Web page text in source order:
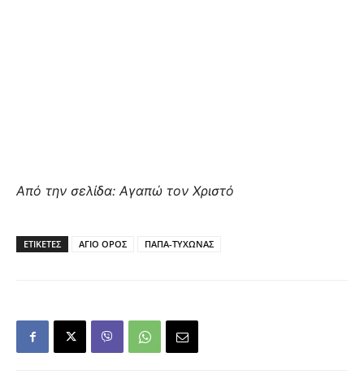
Από την σελίδα: Αγαπώ τον Χριστό
ΕΤΙΚΕΤΕΣ ΑΓΙΟ ΟΡΟΣ ΠΑΠΑ-ΤΥΧΩΝΑΣ